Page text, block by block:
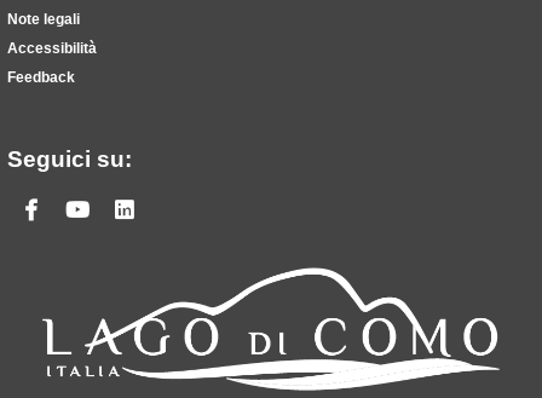
Note legali
Accessibilità
Feedback
Seguici su:
Facebook
Youtube